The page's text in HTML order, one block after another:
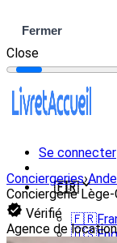
Fermer
Close
Se connecter
🇫🇷
🇫🇷
🇺🇸
Conciergeries›
Conciergerie
Vérifié
Agence de